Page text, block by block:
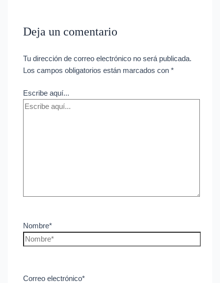
Deja un comentario
Tu dirección de correo electrónico no será publicada.
Los campos obligatorios están marcados con*
Escribe aquí...
Nombre*
Correo electrónico*